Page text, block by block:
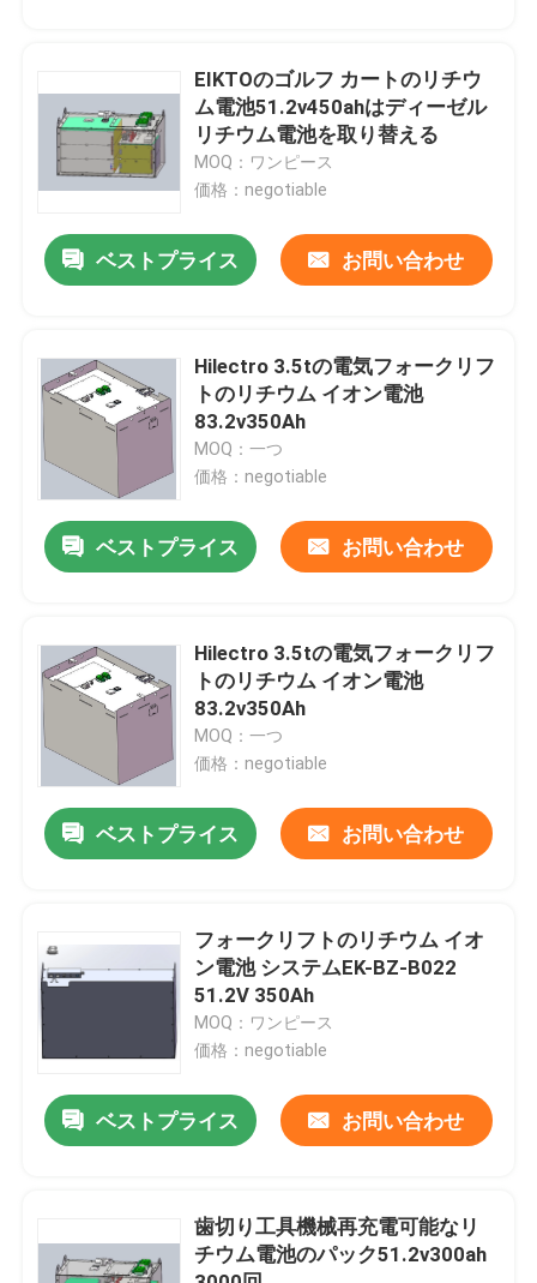
プロダクト
私達について
工場旅行
私達に連絡しなさい
引用を要求しなさい
フォークリフトのリチウム電池
エネルギー蓄積のリチウム電池
EIKTOのゴルフ カートのリチウ
ム電池51.2v450ahはディーゼル
リチウム電池を取り替える
MOQ：ワンピース
価格：negotiable
ベストプライス お問い合わせ
Hilectro 3.5tの電気フォークリフ
トのリチウム イオン電池
83.2v350Ah
MOQ：一つ
価格：negotiable
ベストプライス お問い合わせ
Hilectro 3.5tの電気フォークリフ
トのリチウム イオン電池
83.2v350Ah
MOQ：一つ
価格：negotiable
ベストプライス お問い合わせ
フォークリフトのリチウム イオ
ン電池 システムEK-BZ-B022
51.2V 350Ah
MOQ：ワンピース
価格：negotiable
ベストプライス お問い合わせ
歯切り工具機械再充電可能なリ
チウム電池のパック51.2v300ah